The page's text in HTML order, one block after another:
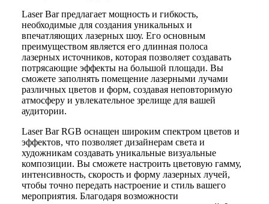
Laser Bar предлагает мощность и гибкость,
необходимые для создания уникальных и
впечатляющих лазерных шоу. Его основным
преимуществом является его длинная полоса
лазерных источников, которая позволяет создавать
потрясающие эффекты на большой площади. Вы
сможете заполнять помещение лазерными лучами
различных цветов и форм, создавая неповторимую
атмосферу и увлекательное зрелище для вашей
аудитории.
Laser Bar RGB оснащен широким спектром цветов и
эффектов, что позволяет дизайнерам света и
художникам создавать уникальные визуальные
композиции. Вы сможете настроить цветовую гамму,
интенсивность, скорость и форму лазерных лучей,
чтобы точно передать настроение и стиль вашего
мероприятия. Благодаря возможности